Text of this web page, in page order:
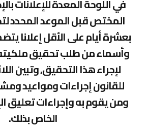
في اللوحة المعدة للإعلانات
المختص قبل الموعد المحدد
بعشرة أيام على الأقل إعلانا
وأسماء من طلب تحقيق
لإجراء هذا التحقيق, وتبين
للقانون إجراءات ومواعيد
ومن يقوم به وإجراءات تعليق
الخاص بذلك.